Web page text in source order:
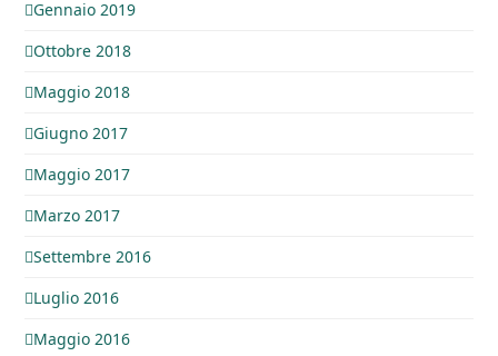
Gennaio 2019
Ottobre 2018
Maggio 2018
Giugno 2017
Maggio 2017
Marzo 2017
Settembre 2016
Luglio 2016
Maggio 2016